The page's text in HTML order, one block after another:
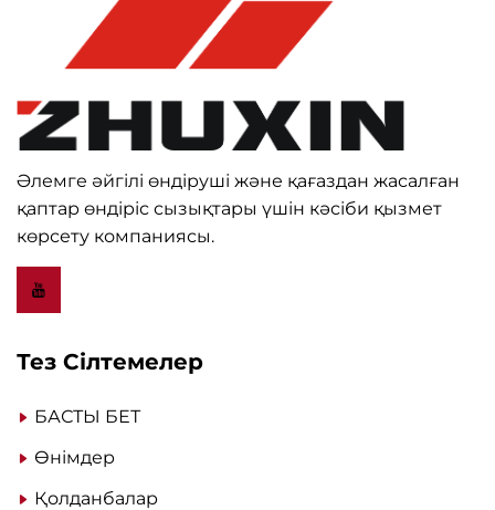
Әлемге әйгілі өндіруші және қағаздан жасалған
қаптар өндіріс сызықтары үшін кәсіби қызмет
көрсету компаниясы.
Тез Сілтемелер
БАСТЫ БЕТ
Өнімдер
Қолданбалар